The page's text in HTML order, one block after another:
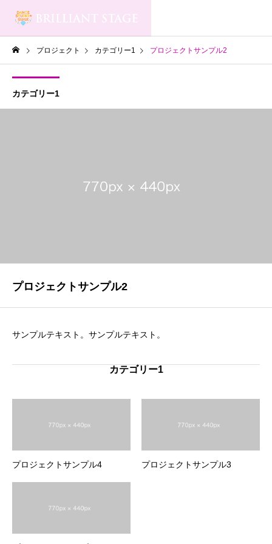
プロジェクト カテゴリー1 プロジェクトサンプル2
カテゴリー1
プロジェクトサンプル2
サンプルテキスト。サンプルテキスト。
カテゴリー1
プロジェクトサンプル4 プロジェクトサンプル3